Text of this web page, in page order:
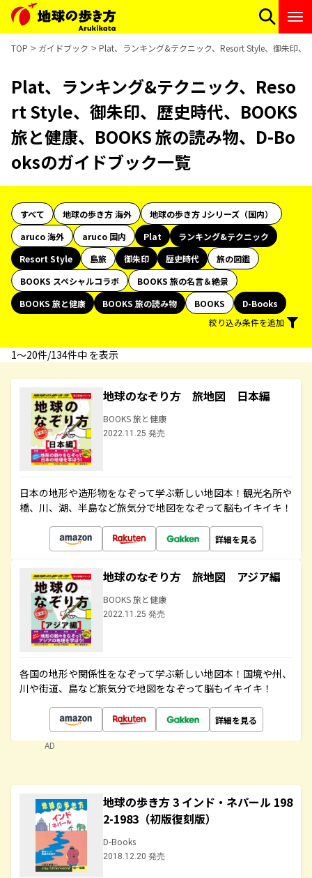
TOP ガイドブック Plat、ランキング&テクニック、Resort Style、御朱印、
Plat、ランキング&テクニック、Reso
rt Style、御朱印、歴史時代、BOOKS
旅と健康、BOOKS 旅の読み物、D-Bo
oksのガイドブック一覧
すべて 地球の歩き方 海外
地球の歩き方 Jシリーズ（国内）
aruco 海外
aruco 国内 Plat
ランキング&テクニック
Resort Style
島旅 御朱印 歴史時代
旅の図鑑
BOOKS スペシャルコラボ
BOOKS 旅の名言＆絶景
BOOKS 旅と健康
BOOKS 旅の読み物 BOOKS
D-Books
絞り込み条件を追加
1〜20件/134件中 を表示
地球のなぞり方 旅地図 日本編
BOOKS 旅と健康
2022.11.25 発売
日本の地形や造形物をなぞって学ぶ新しい地図本！観光名所や
橋、川、湖、半島など旅気分で地図をなぞって脳もイキイキ！
詳細を見る
地球のなぞり方 旅地図 アジア編
BOOKS 旅と健康
2022.11.25 発売
各国の地形や関係性をなぞって学ぶ新しい地図本！国境や州、
川や街道、島など旅気分で地図をなぞって脳もイキイキ！
詳細を見る
AD
地球の歩き方 3 インド・ネパール 198
2-1983（初版復刻版）
D-Books
2018.12.20 発売